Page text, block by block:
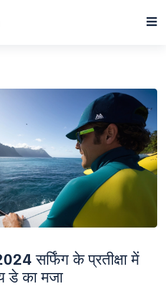
सर्फिंग के प्रतीक्षा में
डे का मजा